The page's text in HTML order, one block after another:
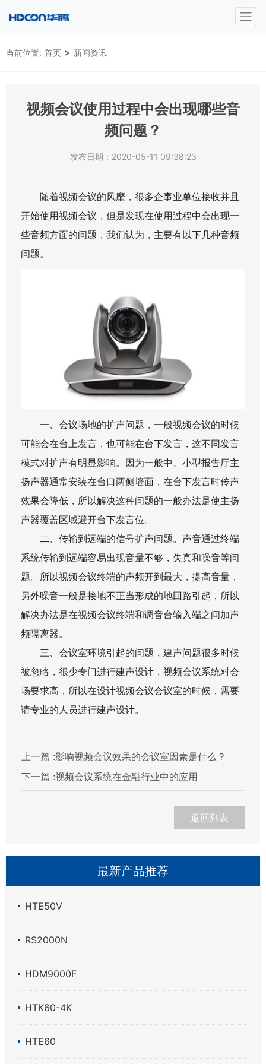
当前位置: 首页 > 新闻资讯
最新产品推荐
HTE50V
RS2000N
HDM9000F
HTK60-4K
HTE60
视频会议使用过程中会出现哪些音
频问题？
发布日期：2020-05-11 09:38:23
随着视频会议的风靡，很多企事业单位接收并且
开始使用视频会议，但是发现在使用过程中会出现一
些音频方面的问题，我们认为，主要有以下几种音频
问题。
一、会议场地的扩声问题，一般视频会议的时候
可能会在台上发言，也可能在台下发言，这不同发言
模式对扩声有明显影响。因为一般中、小型报告厅主
扬声器通常安装在台口两侧墙面，在台下发言时传声
效果会降低，所以解决这种问题的一般办法是使主扬
声器覆盖区域避开台下发言位。
二、传输到远端的信号扩声问题。声音通过终端
系统传输到远端容易出现音量不够，失真和噪音等问
题。所以视频会议终端的声频开到最大，提高音量，
另外噪音一般是接地不正当形成的地回路引起，所以
解决办法是在视频会议终端和调音台输入端之间加声
频隔离器。
三、会议室环境引起的问题，建声问题很多时候
被忽略，很少专门进行建声设计，视频会议系统对会
场要求高，所以在设计视频会议会议室的时候，需要
请专业的人员进行建声设计。
上一篇 :影响视频会议效果的会议室因素是什么？
下一篇 :视频会议系统在金融行业中的应用
返回列表